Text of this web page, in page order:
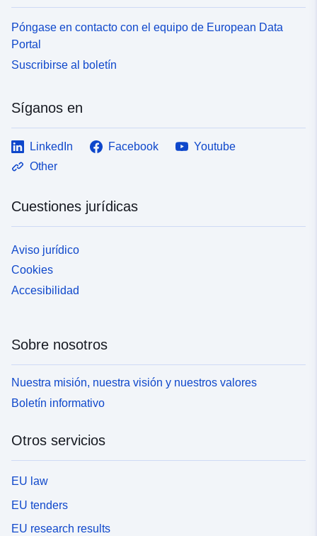
Póngase en contacto con el equipo de European Data
Portal
Suscribirse al boletín
Síganos en
LinkedIn Facebook
Youtube
Other
Cuestiones jurídicas
Aviso jurídico
Cookies
Accesibilidad
Sobre nosotros
Nuestra misión, nuestra visión y nuestros valores
Boletín informativo
Otros servicios
EU law
EU tenders
EU research results